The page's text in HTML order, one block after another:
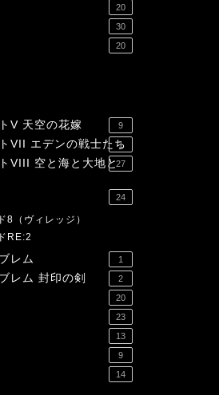
20
30
20
V 天空の花嫁 9
VII エデンの戦士たち
1
VIII 空と海と大地と27
24
8（ヴィレッジ）
RE:2
レム 1
レム 封印の剣 2
20
23
13
9
14